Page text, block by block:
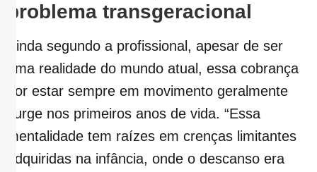
problema transgeracional
Ainda segundo a profissional, apesar de ser
uma realidade do mundo atual, essa cobrança
por estar sempre em movimento geralmente
surge nos primeiros anos de vida. “Essa
mentalidade tem raízes em crenças limitantes
adquiridas na infância, onde o descanso era